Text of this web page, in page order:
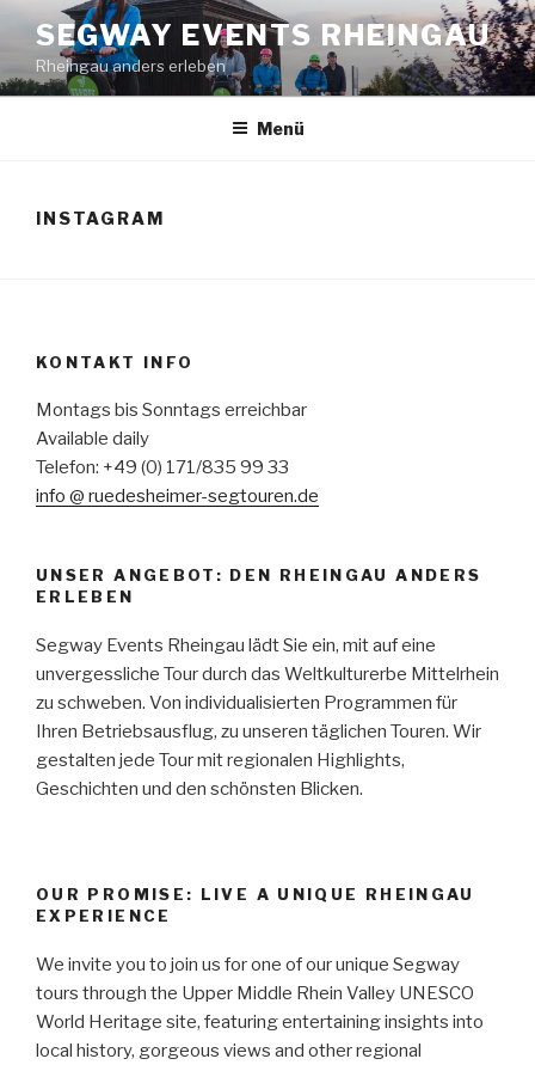
Zum
Inhalt
springen
SEGWAY EVENTS RHEINGAU
Rheingau anders erleben
Menü
INSTAGRAM
KONTAKT INFO
Montags bis Sonntags erreichbar
Available daily
Telefon: +49 (0) 171/835 99 33
info @ ruedesheimer-segtouren.de
UNSER ANGEBOT: DEN RHEINGAU ANDERS
ERLEBEN
Segway Events Rheingau lädt Sie ein, mit auf eine
unvergessliche Tour durch das Weltkulturerbe Mittelrhein
zu schweben. Von individualisierten Programmen für
Ihren Betriebsausflug, zu unseren täglichen Touren. Wir
gestalten jede Tour mit regionalen Highlights,
Geschichten und den schönsten Blicken.
OUR PROMISE: LIVE A UNIQUE RHEINGAU
EXPERIENCE
We invite you to join us for one of our unique Segway
tours through the Upper Middle Rhein Valley UNESCO
World Heritage site, featuring entertaining insights into
local history, gorgeous views and other regional